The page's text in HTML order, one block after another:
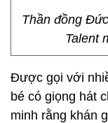
Thần đồng
Talent
Được gọi với
bé có giọng hát
minh rằng khán